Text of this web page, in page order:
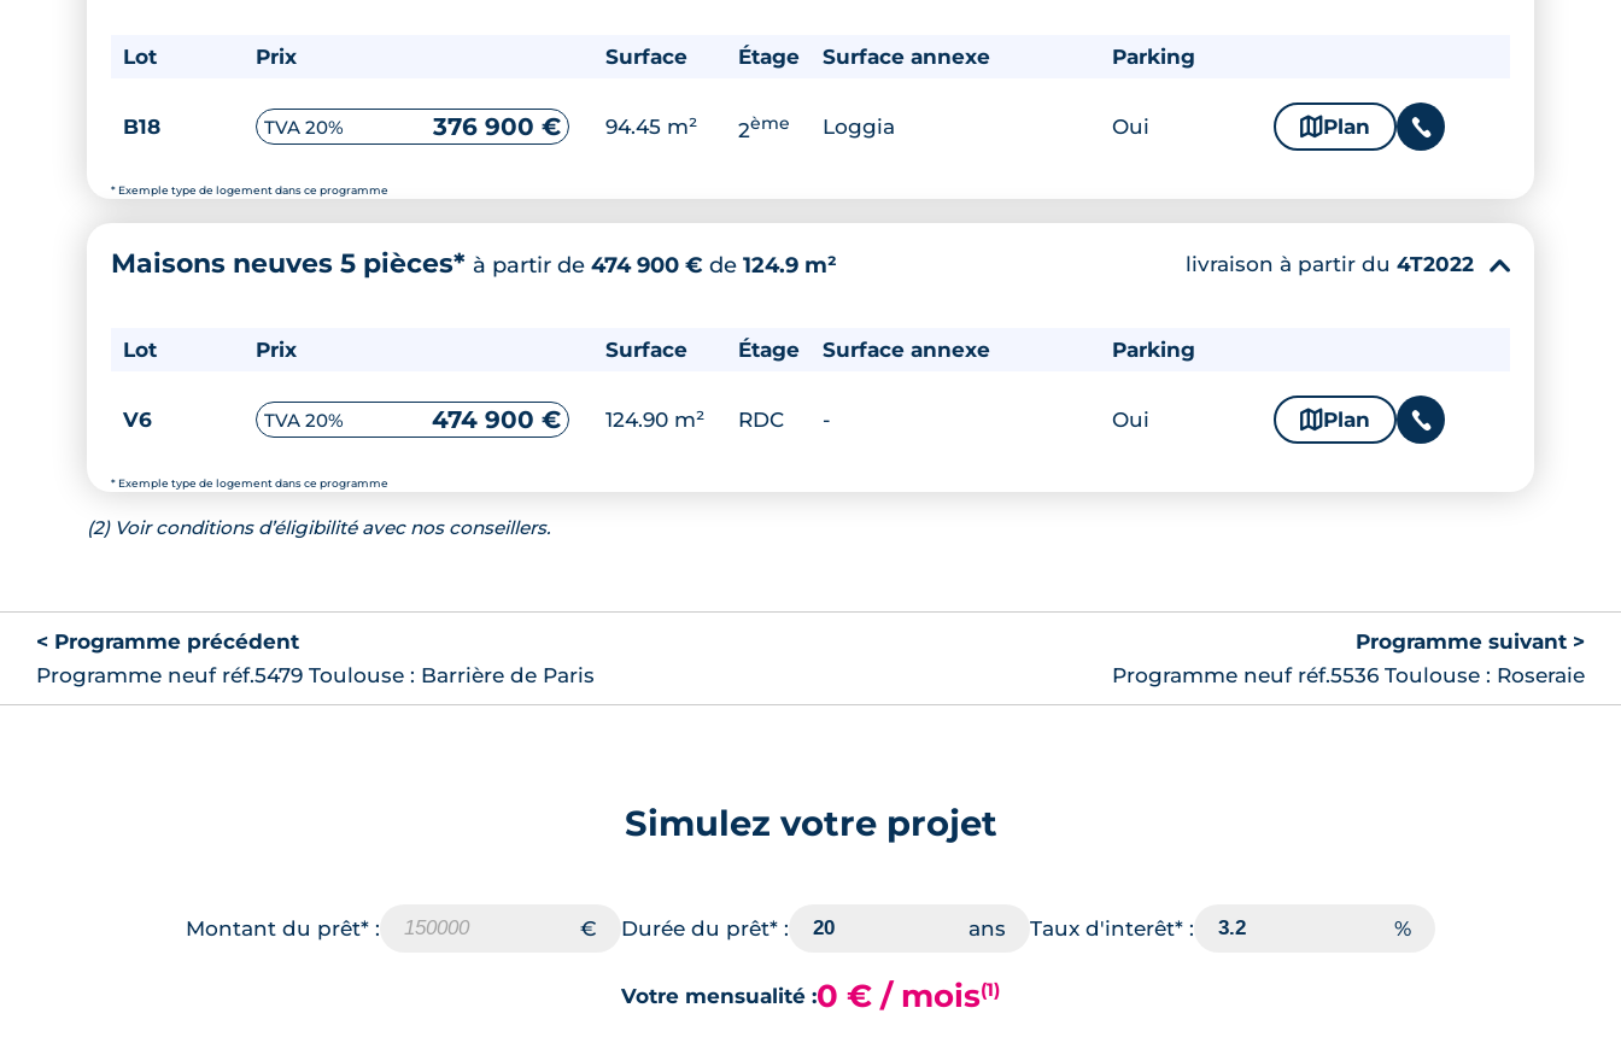
* Exemple type de logement dans ce programme
Lot Prix Surface Étage Surface annexe Parking
B18 TVA 20% 376 900 € 94.45 m² 2ème Loggia Oui 🗞 Plan 📞
Maisons neuves 5 pièces* à partir de 474 900 € de 124.9 m²
* Exemple type de logement dans ce programme
livraison à partir du 4T2022 ▾
Lot Prix Surface Étage Surface annexe Parking
V6 TVA 20% 474 900 € 124.90 m² RDC - Oui 🗞 Plan 📞
(2) Voir conditions d’éligibilité avec nos conseillers.
< Programme précédent
Programme neuf réf.5479 Toulouse : Barrière de Paris
Programme suivant >
Programme neuf réf.5536 Toulouse : Roseraie
Simulez votre projet
Montant du prêt* : Durée du prêt* : Taux d'interêt* :
Votre mensualité :0 € / mois(1)